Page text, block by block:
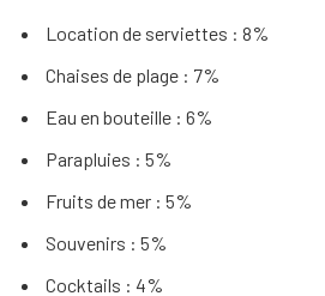
Location de serviettes : 8%
Chaises de plage : 7%
Eau en bouteille : 6%
Parapluies : 5%
Fruits de mer : 5%
Souvenirs : 5%
Cocktails : 4%